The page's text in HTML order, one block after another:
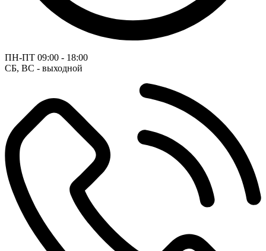
ПН-ПТ 09:00 - 18:00
СБ, ВС - выходной